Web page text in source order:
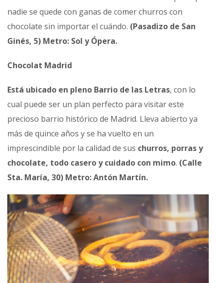
nadie se quede con ganas de comer churros con
chocolate sin importar el cuándo. (Pasadizo de San
Ginés, 5) Metro: Sol y Ópera.
Chocolat Madrid
Está ubicado en pleno Barrio de las Letras, con lo
cual puede ser un plan perfecto para visitar este
precioso barrio histórico de Madrid. Lleva abierto ya
más de quince años y se ha vuelto en un
imprescindible por la calidad de sus churros, porras y
chocolate, todo casero y cuidado con mimo. (Calle
Sta. María, 30) Metro: Antón Martín.